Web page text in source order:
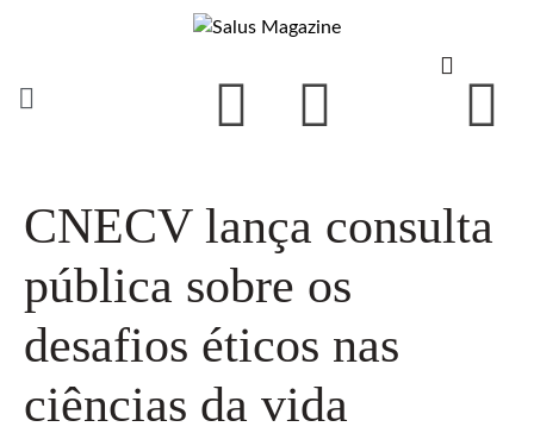
CNECV lança consulta
pública sobre os
desafios éticos nas
ciências da vida